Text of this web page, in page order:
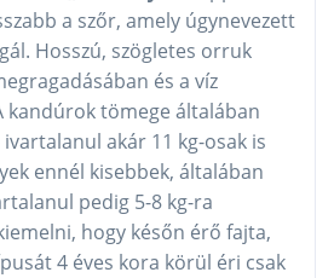
a szőr, amely úgynevezett
Hosszú, szögletes orruk
és a víz
kandúrok tömege általában
akár 11 kg-osak is
ennél kisebbek, általában
pedig 5-8 kg-ra
hogy későn érő fajta,
4 éves kora körül éri csak